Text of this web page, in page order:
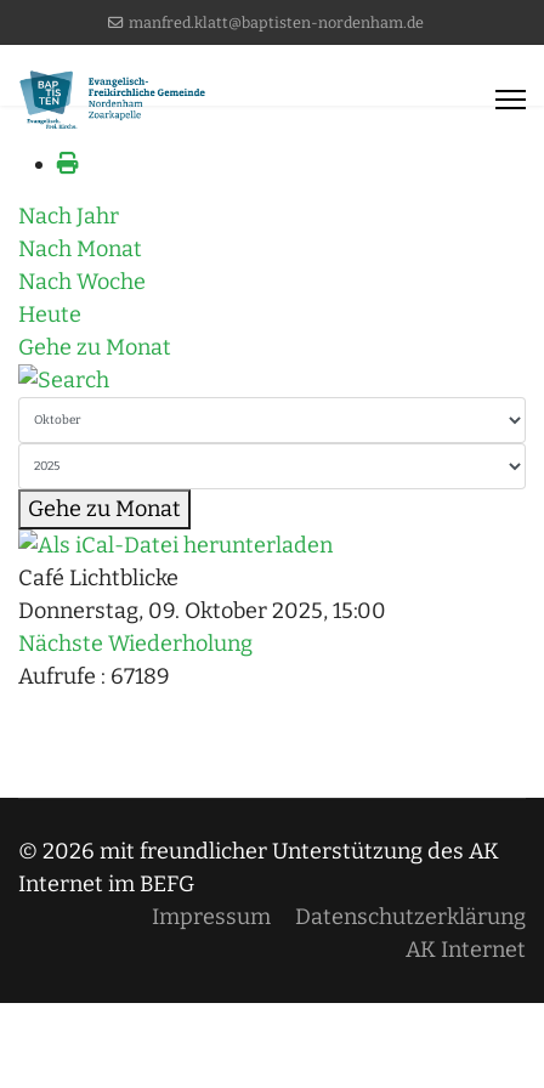
manfred.klatt@baptisten-nordenham.de
Nach Jahr
Nach Monat
Nach Woche
Heute
Gehe zu Monat
Gehe zu Monat
Café Lichtblicke
Donnerstag, 09. Oktober 2025, 15:00
Nächste Wiederholung
Aufrufe : 67189
© 2026 mit freundlicher Unterstützung des AK
Internet im BEFG
Impressum
Datenschutzerklärung
AK Internet